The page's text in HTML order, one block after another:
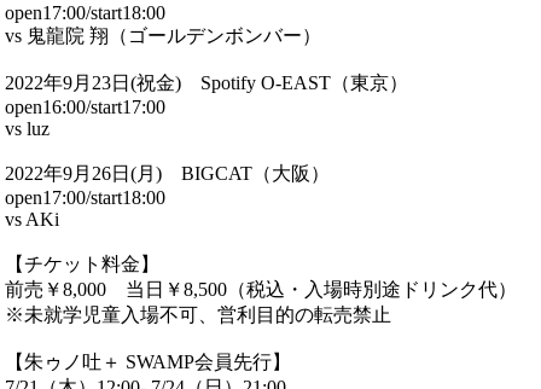
open17:00/start18:00
vs 鬼龍院 翔（ゴールデンボンバー）
2022年9月23日(祝金) Spotify O-EAST（東京）
open16:00/start17:00
vs luz
2022年9月26日(月) BIGCAT（大阪）
open17:00/start18:00
vs AKi
【チケット料金】
前売￥8,000 当日 ￥8,500（税込・入場時別途ドリンク代）
※未就学児童入場不可、営利目的の転売禁止
【朱ゥノ吐＋ SWAMP会員先行】